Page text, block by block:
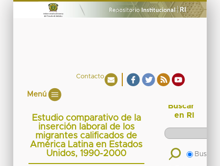
Contacto
Menú
Estudio comparativo de la
inserción laboral de los
migrantes calificados de
América Latina en Estados
Unidos, 1990-2000
Buscar
en RI
Buscar